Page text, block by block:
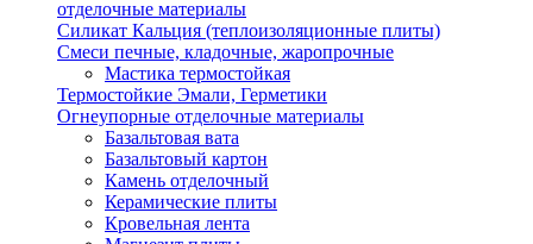
отделочные материалы
Силикат Кальция (теплоизоляционные плиты)
Смеси печные, кладочные, жаропрочные
Мастика термостойкая
Термостойкие Эмали, Герметики
Огнеупорные отделочные материалы
Базальтовая вата
Базальтовый картон
Камень отделочный
Керамические плиты
Кровельная лента